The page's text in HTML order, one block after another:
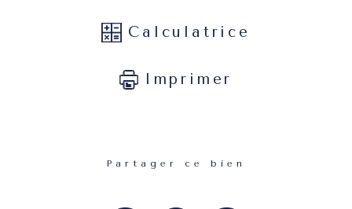
Calculatrice
Imprimer
Partager ce bien